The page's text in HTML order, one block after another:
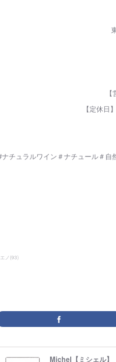
【定休
ナチュラルワイン＃ナチュール＃
ノ (93)
Michel【ミシェル】